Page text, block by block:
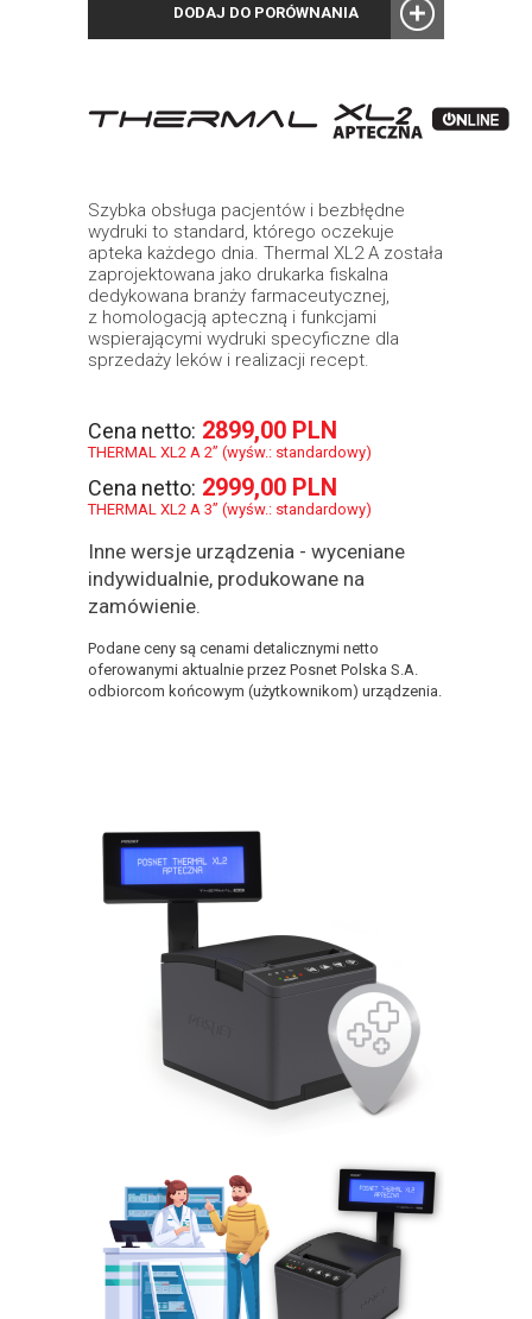
DODAJ DO PORÓWNANIA
Szybka obsługa pacjentów i bezbłędne
wydruki to standard, którego oczekuje
apteka każdego dnia. Thermal XL2 A została
zaprojektowana jako drukarka fiskalna
dedykowana branży farmaceutycznej,
z homologacją apteczną i funkcjami
wspierającymi wydruki specyficzne dla
sprzedaży leków i realizacji recept.
Cena netto: 2899,00 PLN
THERMAL XL2 A 2” (wyśw.: standardowy)
Cena netto: 2999,00 PLN
THERMAL XL2 A 3” (wyśw.: standardowy)
Inne wersje urządzenia - wyceniane
indywidualnie, produkowane na
zamówienie.
Podane ceny są cenami detalicznymi netto
oferowanymi aktualnie przez Posnet Polska S.A.
odbiorcom końcowym (użytkownikom) urządzenia.